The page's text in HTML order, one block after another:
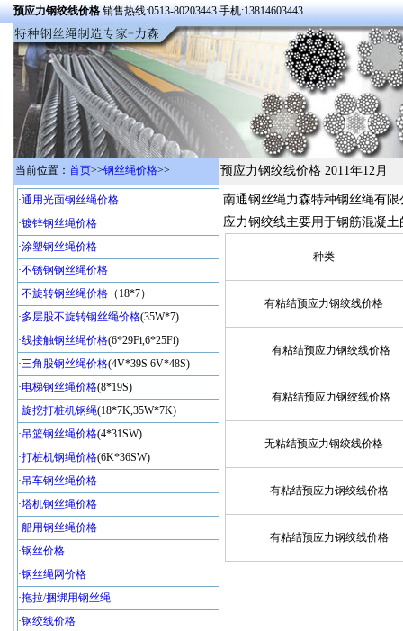
预应力钢绞线价格销售热线:0513-80203443 手机:13814603443
当前位置： 首页>>钢丝绳价格>> 预应力钢绞线价格 2011年12月
·通用光面钢丝绳价格
·镀锌钢丝绳价格
·涂塑钢丝绳价格
·不锈钢钢丝绳价格
·不旋转钢丝绳价格 （18*7）
·多层股不旋转钢丝绳价格(35W*7)
·线接触钢丝绳价格(6*29Fi,6*25Fi)
·三角股钢丝绳价格(4V*39S 6V*48S)
·电梯钢丝绳价格(8*19S)
·旋挖打桩机钢绳(18*7K,35W*7K)
·吊篮钢丝绳价格(4*31SW)
·打桩机钢绳价格(6K*36SW)
·吊车钢丝绳价格
·塔机钢丝绳价格
·船用钢丝绳价格
·钢丝价格
·钢丝绳网价格
·拖拉/捆绑用钢丝绳
·钢绞线价格
南通钢丝绳力森特种钢丝绳有
应力钢绞线主要用于钢筋混凝
种类
有粘结预应力钢绞线价格
有粘结预应力钢绞线价格
有粘结预应力钢绞线价格
无粘结预应力钢绞线价格
有粘结预应力钢绞线价格
有粘结预应力钢绞线价格